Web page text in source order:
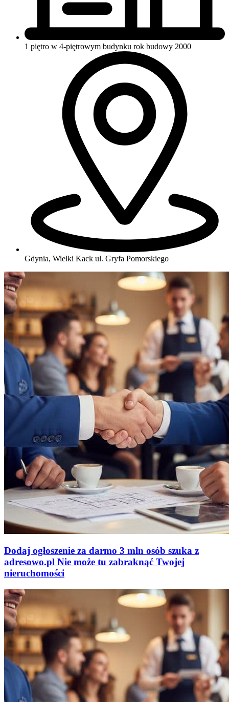
1 piętro w 4-piętrowym budynku rok budowy 2000
Gdynia, Wielki Kack ul. Gryfa Pomorskiego
Dodaj ogłoszenie za darmo 3 mln osób szuka z
adresowo.pl Nie może tu zabraknąć Twojej
nieruchomości